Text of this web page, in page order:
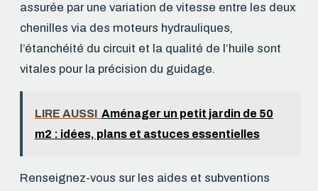
assurée par une variation de vitesse entre les deux
chenilles via des moteurs hydrauliques,
l’étanchéité du circuit et la qualité de l’huile sont
vitales pour la précision du guidage.
LIRE AUSSI Aménager un petit jardin de 50
m2 : idées, plans et astuces essentielles
Renseignez-vous sur les aides et subventions